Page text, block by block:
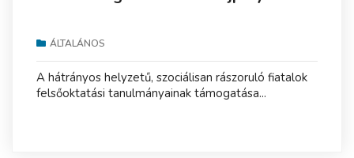
ÁLTALÁNOS
A hátrányos helyzetű, szociálisan rászoruló fiatalok
felsőoktatási tanulmányainak támogatása...